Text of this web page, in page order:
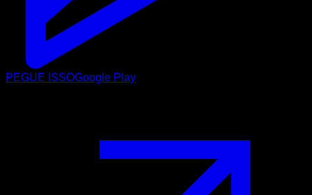
PEGUE ISSOGoogle Play